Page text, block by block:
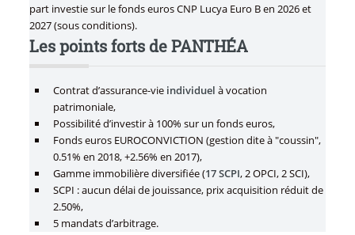
part investie sur le fonds euros CNP Lucya Euro B en 2026 et
2027 (sous conditions).
Les points forts de PANTHÉA
Contrat d’assurance-vie individuel à vocation
patrimoniale,
Possibilité d’investir à 100% sur un fonds euros,
Fonds euros EUROCONVICTION (gestion dite à "coussin",
0.51% en 2018, +2.56% en 2017),
Gamme immobilière diversifiée (17 SCPI, 2 OPCI, 2 SCI),
SCPI : aucun délai de jouissance, prix acquisition réduit de
2.50%,
5 mandats d’arbitrage.